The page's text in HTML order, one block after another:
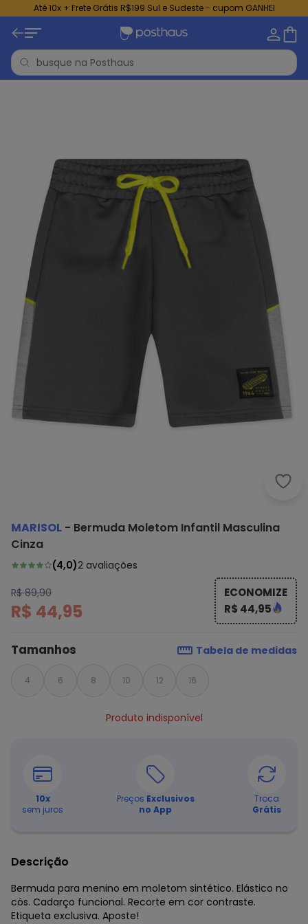
Até 10x + Frete Grátis R$199 Sul e Sudeste - cupom GANHEI
MARISOL - Bermuda Moletom Infantil Masculina
Cinza
(4,0)2 avaliações
R$ 89,90
R$ 44,95
ECONOMIZE
R$ 44,95
Tamanhos Tabela de medidas
4 6 8 10 12 16
Produto indisponível
10x
sem juros
Preços Exclusivos
no App
Troca
Grátis
Descrição
Bermuda para menino em moletom sintético. Elástico no
cós. Cadarço funcional. Recorte em cor contraste.
Etiqueta exclusiva. Aposte!